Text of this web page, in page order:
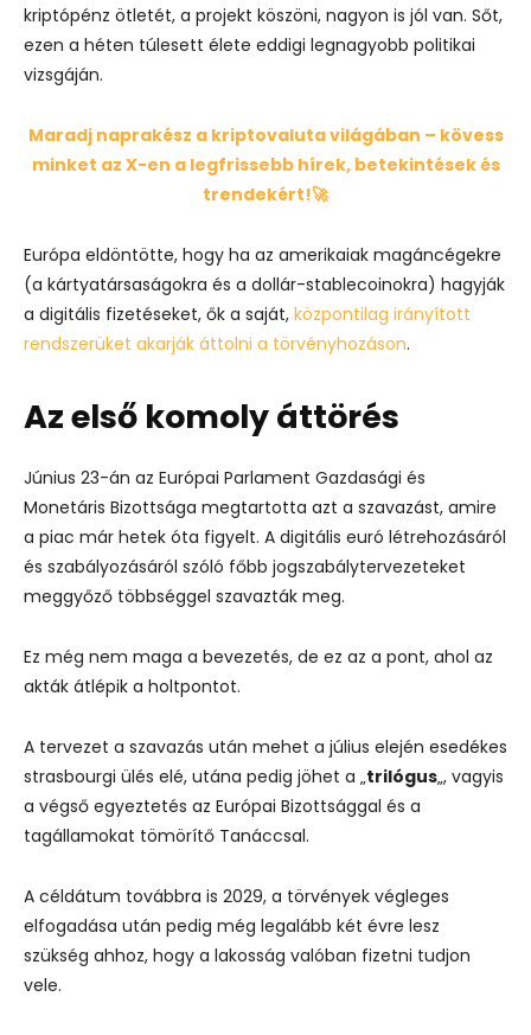
kriptópénz ötletét, a projekt köszöni, nagyon is jól van. Sőt,
ezen a héten túlesett élete eddigi legnagyobb politikai
vizsgáján.
Maradj naprakész a kriptovaluta világában – kövess
minket az X-en a legfrissebb hírek, betekintések és
trendekért!🚀
Európa eldöntötte, hogy ha az amerikaiak magáncégekre
(a kártyatársaságokra és a dollár-stablecoinokra) hagyják
a digitális fizetéseket, ők a saját, központilag irányított
rendszerüket akarják áttolni a törvényhozáson.
Az első komoly áttörés
Június 23-án az Európai Parlament Gazdasági és
Monetáris Bizottsága megtartotta azt a szavazást, amire
a piac már hetek óta figyelt. A digitális euró létrehozásáról
és szabályozásáról szóló főbb jogszabálytervezeteket
meggyőző többséggel szavazták meg.
Ez még nem maga a bevezetés, de ez az a pont, ahol az
akták átlépik a holtpontot.
A tervezet a szavazás után mehet a július elején esedékes
strasbourgi ülés elé, utána pedig jöhet a „trilógus„, vagyis
a végső egyeztetés az Európai Bizottsággal és a
tagállamokat tömörítő Tanáccsal.
A céldátum továbbra is 2029, a törvények végleges
elfogadása után pedig még legalább két évre lesz
szükség ahhoz, hogy a lakosság valóban fizetni tudjon
vele.